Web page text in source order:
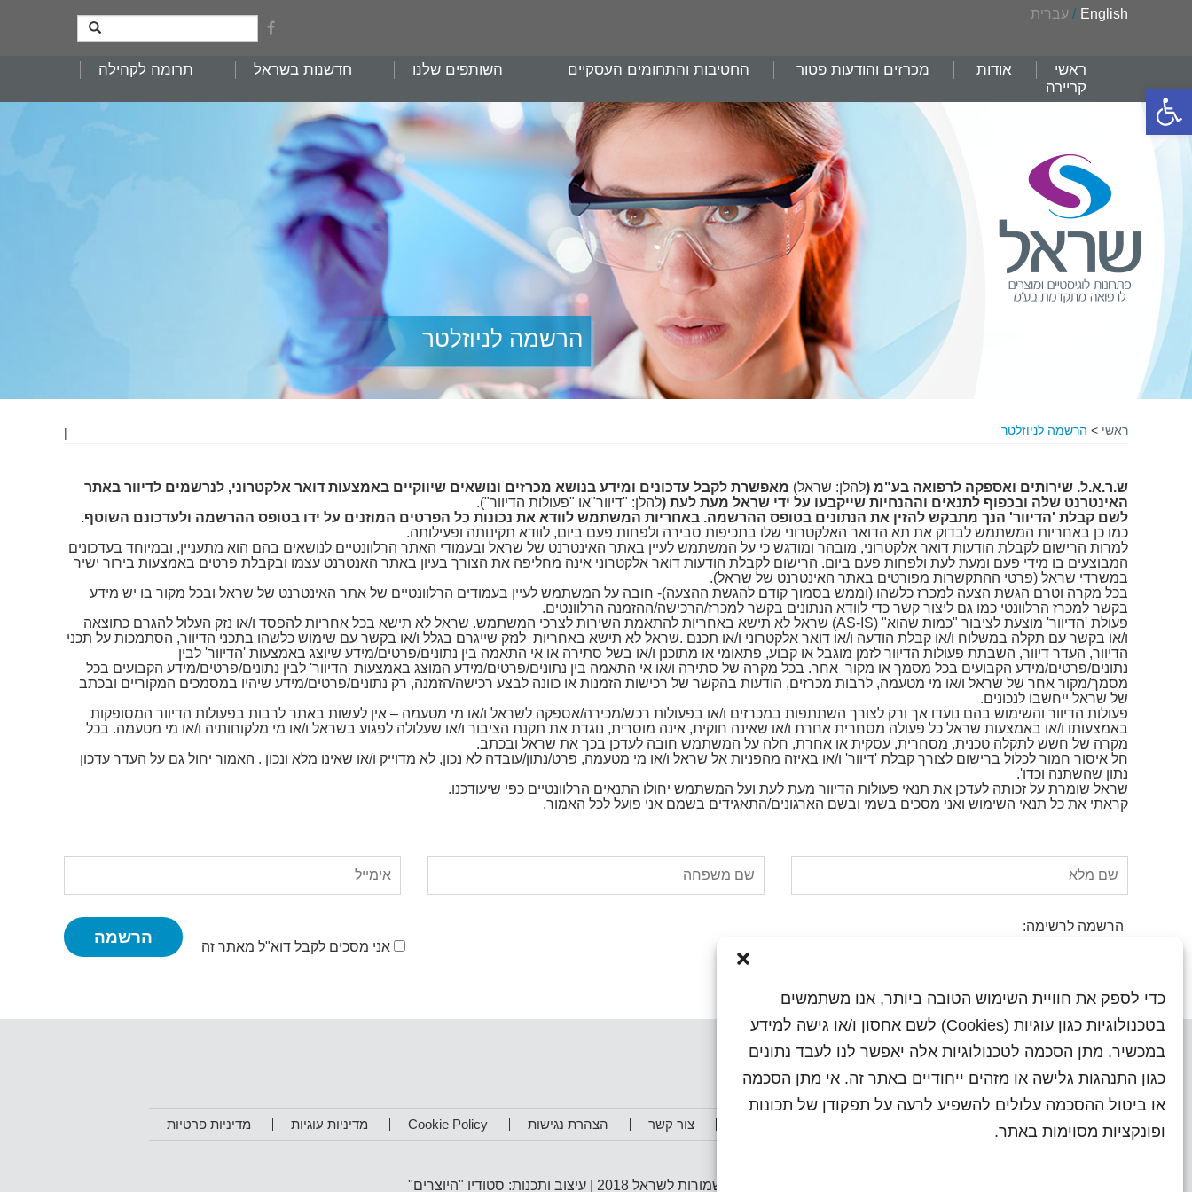
פתח סרגל נגישות
כדי לספק את חוויית השימוש הטובה ביותר, אנו משתמשים
בטכנולוגיות כגון עוגיות (Cookies) לשם אחסון ו/או גישה למידע
במכשיר. מתן הסכמה לטכנולוגיות אלה יאפשר לנו לעבד נתונים
כגון התנהגות גלישה או מזהים ייחודיים באתר זה. אי מתן הסכמה
או ביטול ההסכמה עלולים להשפיע לרעה על תפקודן של תכונות
ופונקציות מסוימות באתר.
English
/ עברית
ראשי אודות מכרזים והודעות פטור החטיבות והתחומים העסקיים השותפים שלנו חדשנות בשראל
תרומה לקהילה
קריירה
הרשמה לניוזלטר
ראשי > הרשמה לניוזלטר |
ש.ר.א.ל. שירותים ואספקה לרפואה בע"מ (להלן: שראל) מאפשרת לקבל עדכונים ומידע בנושא מכרזים ונושאים שיווקיים באמצעות דואר אלקטרוני, לנרשמים לדיוור באתר
האינטרנט שלה ובכפוף לתנאים וההנחיות שייקבעו על ידי שראל מעת לעת (להלן: "דיוור"או "פעולות הדיוור").
לשם קבלת 'הדיוור' הנך מתבקש להזין את הנתונים בטופס ההרשמה. באחריות המשתמש לוודא את נכונות כל הפרטים המוזנים על ידו בטופס ההרשמה ולעדכונם השוטף.
כמו כן באחריות המשתמש לבדוק את תא הדואר האלקטרוני שלו בתכיפות סבירה ולפחות פעם ביום, לוודא תקינותה ופעילותה.
למרות הרישום לקבלת הודעות דואר אלקטרוני, מובהר ומודגש כי על המשתמש לעיין באתר האינטרנט של שראל ובעמודי האתר הרלוונטיים לנושאים בהם הוא מתעניין, ובמיוחד בעדכונים
המבוצעים בו מידי פעם ומעת לעת ולפחות פעם ביום. הרישום לקבלת הודעות דואר אלקטרוני אינה מחליפה את הצורך בעיון באתר האנטרנט עצמו ובקבלת פרטים באמצעות בירור ישיר
במשרדי שראל (פרטי ההתקשרות מפורטים באתר האינטרנט של שראל).
בכל מקרה וטרם הגשת הצעה למכרז כלשהו (וממש בסמוך קודם להגשת ההצעה)- חובה על המשתמש לעיין בעמודים הרלוונטיים של אתר האינטרנט של שראל ובכל מקור בו יש מידע
בקשר למכרז הרלוונטי כמו גם ליצור קשר כדי לוודא הנתונים בקשר למכרז/הרכישה/ההזמנה הרלוונטים.
פעולת 'הדיוור' מוצעת לציבור "כמות שהוא" (AS-IS) שראל לא תישא באחריות להתאמת השירות לצרכי המשתמש. שראל לא תישא בכל אחריות להפסד ו/או נזק העלול להגרם כתוצאה
ו/או בקשר עם תקלה במשלוח ו/או קבלת הודעה ו/או דואר אלקטרוני ו/או תכנם .שראל לא תישא באחריות לנזק שייגרם בגלל ו/או בקשר עם שימוש כלשהו בתכני הדיוור, הסתמכות על תכני
הדיוור, העדר דיוור, השבתת פעולות הדיוור לזמן מוגבל או קבוע, פתאומי או מתוכנן ו/או בשל סתירה או אי התאמה בין נתונים/פרטים/מידע שיוצג באמצעות 'הדיוור' לבין
נתונים/פרטים/מידע הקבועים בכל מסמך או מקור אחר. בכל מקרה של סתירה ו/או אי התאמה בין נתונים/פרטים/מידע המוצג באמצעות 'הדיוור' לבין נתונים/פרטים/מידע הקבועים בכל
מסמך/מקור אחר של שראל ו/או מי מטעמה, לרבות מכרזים, הודעות בהקשר של רכישות הזמנות או כוונה לבצע רכישה/הזמנה, רק נתונים/פרטים/מידע שיהיו במסמכים המקוריים ובכתב
של שראל ייחשבו לנכונים.
פעולות הדיוור והשימוש בהם נועדו אך ורק לצורך השתתפות במכרזים ו/או בפעולות רכש/מכירה/אספקה לשראל ו/או מי מטעמה – אין לעשות באתר לרבות בפעולות הדיוור המסופקות
באמצעותו ו/או באמצעות שראל כל פעולה מסחרית אחרת ו/או שאינה חוקית, אינה מוסרית, נוגדת את תקנת הציבור ו/או שעלולה לפגוע בשראל ו/או מי מלקוחותיה ו/או מי מטעמה. בכל
מקרה של חשש לתקלה טכנית, מסחרית, עסקית או אחרת, חלה על המשתמש חובה לעדכן בכך את שראל ובכתב.
חל איסור חמור לכלול ברישום לצורך קבלת 'דיוור' ו/או באיזה מהפניות אל שראל ו/או מי מטעמה, פרט/נתון/עובדה לא נכון, לא מדוייק ו/או שאינו מלא ונכון . האמור יחול גם על העדר עדכון
נתון שהשתנה וכדו'.
שראל שומרת על זכותה לעדכן את תנאי פעולות הדיוור מעת לעת ועל המשתמש יחולו התנאים הרלוונטיים כפי שיעודכנו.
קראתי את כל תנאי השימוש ואני מסכים בשמי ובשם הארגונים/התאגידים בשמם אני פועל לכל האמור.
מלא:
משפחה:
הרשמה לרשימה:
אני מסכים לקבל דוא"ל מאתר זה
ראשי צור קשר הצהרת נגישות Cookie Policy מדיניות עוגיות מדיניות פרטיות
כל הזכויות שמורות לשראל 2018 | עיצוב ותכנות: סטודיו "היוצרים"